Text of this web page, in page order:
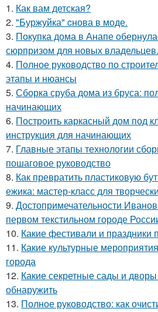
1. Как вам детская?
2. "Буржуйка" cнова в моде.
3. Покупка дома в Анапе
сюрпризом для новых владельцев.
4. Полное руководство по
этапы и нюансы
5. Сборка сруба дома из бруса:
начинающих
6. Построить каркасный дом под
инструкция для начинающих
7. Главные этапы технологии
пошаговое руководство
8. Как превратить пластиковую
ежика: мастер-класс для
9. Достопримечательности
первом текстильном городе
10. Какие фестивали и праздники
11. Какие культурные
города
12. Какие секретные сады и
обнаружить
13. Полное руководство: как